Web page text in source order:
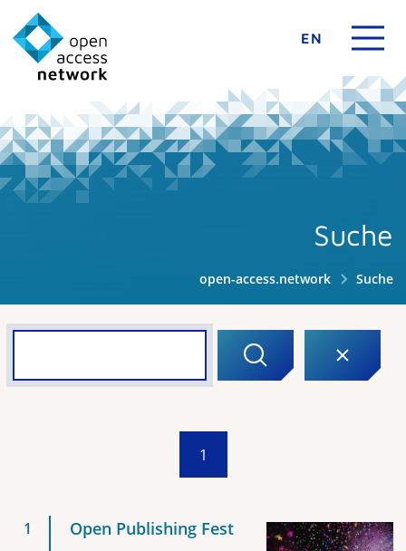
EN
Suche
open-access.network Suche
1
Open Publishing Fest